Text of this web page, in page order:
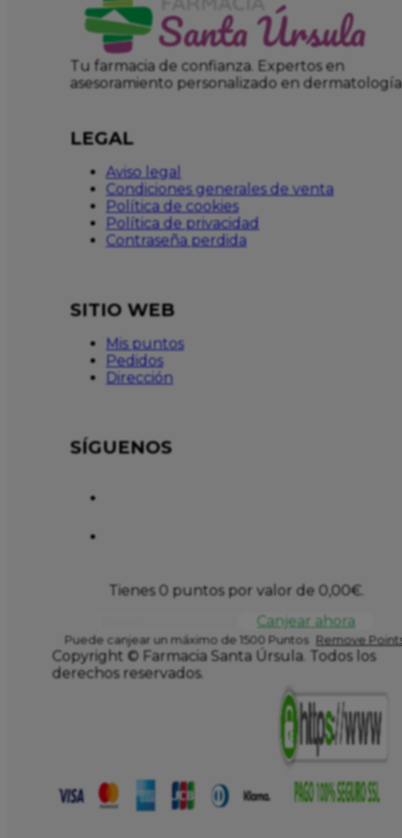
Tu farmacia de confianza. Expertos en
asesoramiento personalizado en dermatología
LEGAL
Aviso legal
Condiciones generales de venta
Política de cookies
Política de privacidad
Contraseña perdida
SITIO WEB
Mis puntos
Pedidos
Dirección
SÍGUENOS
Tienes 0 puntos por valor de 0,00€.
Canjear ahora
Puede canjear un máximo de 1500 Puntos Remove
Copyright © Farmacia Santa Úrsula. Todos los
derechos reservados.